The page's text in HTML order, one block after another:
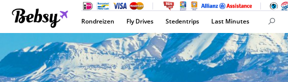
Rondreizen Fly Drives Stedentrips Last Minutes